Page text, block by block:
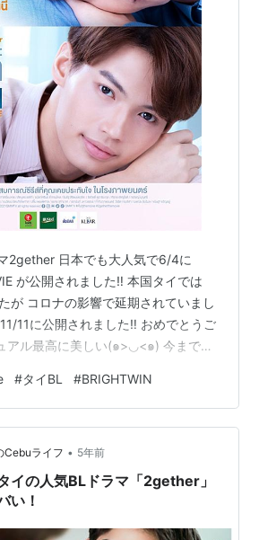
2gether 日本でも大人気で6/4に
が公開されました‼︎ 本国タイでは
が コロナの影響で延期されていまし
11に公開されました‼︎ おめでとうご
アル最高に美しい(๑>◡<๑) 今までの
スト⭐︎ 下描き 線画 ベースカラー カラ
文字入れ 背景、完成⭐︎ 昨日は
プレミア上映もあり 久しぶりの
いで感極まりました‼︎ 久しぶり…
#タイBL #BRIGHTWIN
ライフ • 5年前
イの人気BLドラマ「2gether」
い！